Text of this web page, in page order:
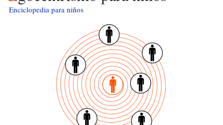
Enciclopedia para niños